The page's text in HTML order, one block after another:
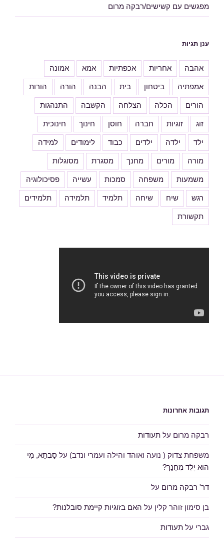
מפגשים עם קשישים/רבקה מרום
ענן תגיות
אהבה אחריות אכפתיות אמא אמונה
אמפתיה ביטחון בית הבנה הורה הורות
הורים הכלה הצלחה הקשבה התנהגות
זוג זוגיות חברה חוסן חינוך חינוכית
ילד ילדה ילדים כבוד לימודים למידה
מורה מורים מחנך מסגרת מסוגלות
משמעות משפחה סמכות עשייה פסיכולוגיה
רגש שיח שיחה תלמיד תלמידה תלמידים
תקשורת
תגובות אחרונות
רבקה מרום על תעודות
משפחת צדוק ( נועה ואוהד והילה ועמרי ונדב) על סָבְתָא, מִי
הוּא יֶלֶד מְחֻנָּךְ?
דר' רבקה מרום על
בן סימון זוהר קלין על האם בזוגיות קיימת סובלנות?
גברי על תעודות